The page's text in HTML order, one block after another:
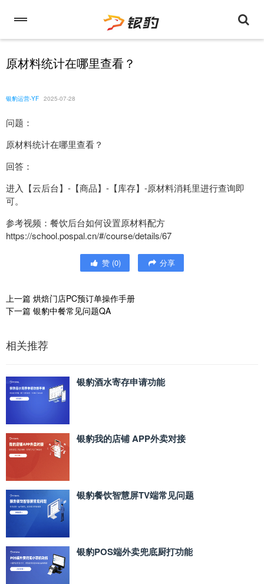
原材料统计在哪里查看？
银豹运营-YF 2025-07-28
问题：
原材料统计在哪里查看？
回答：
进入【云后台】-【商品】-【库存】-原材料消耗里进行查询即
可。
参考视频：餐饮后台如何设置原材料配方
https://school.pospal.cn/#/course/details/67
赞 (0) 分享
上一篇 烘焙门店PC预订单操作手册
下一篇 银豹中餐常见问题QA
相关推荐
银豹酒水寄存申请功能
银豹我的店铺 APP外卖对接
银豹餐饮智慧屏TV端常见问题
银豹POS端外卖兜底厨打功能